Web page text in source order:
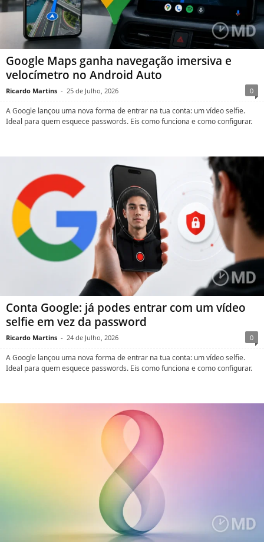
Google Maps ganha navegação imersiva e
velocímetro no Android Auto
Ricardo Martins - 25 de Julho, 2026 0
A Google lançou uma nova forma de entrar na tua conta: um vídeo selfie.
Ideal para quem esquece passwords. Eis como funciona e como configurar.
Conta Google: já podes entrar com um vídeo
selfie em vez da password
Ricardo Martins - 24 de Julho, 2026 0
A Google lançou uma nova forma de entrar na tua conta: um vídeo selfie.
Ideal para quem esquece passwords. Eis como funciona e como configurar.